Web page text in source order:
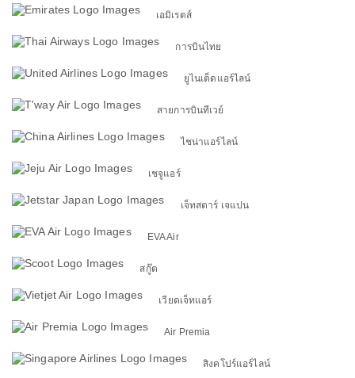
เอมิเรตส์
การบินไทย
ยูไนเต็ดแอร์ไลน์
สายการบินทีเวย์
ไชน่าแอร์ไลน์
เชจูแอร์
เจ็ทสตาร์ เจแปน
EVA Air
สกู๊ต
เวียดเจ็ทแอร์
Air Premia
สิงคโปร์แอร์ไลน์